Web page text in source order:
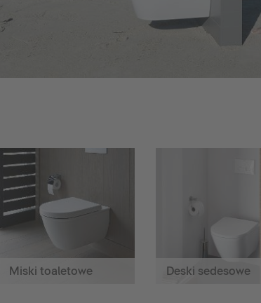
Miski toaletowe Deski sedesowe